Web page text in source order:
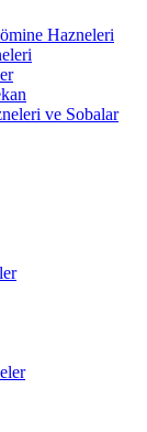
Hazneleri
ve Sobalar